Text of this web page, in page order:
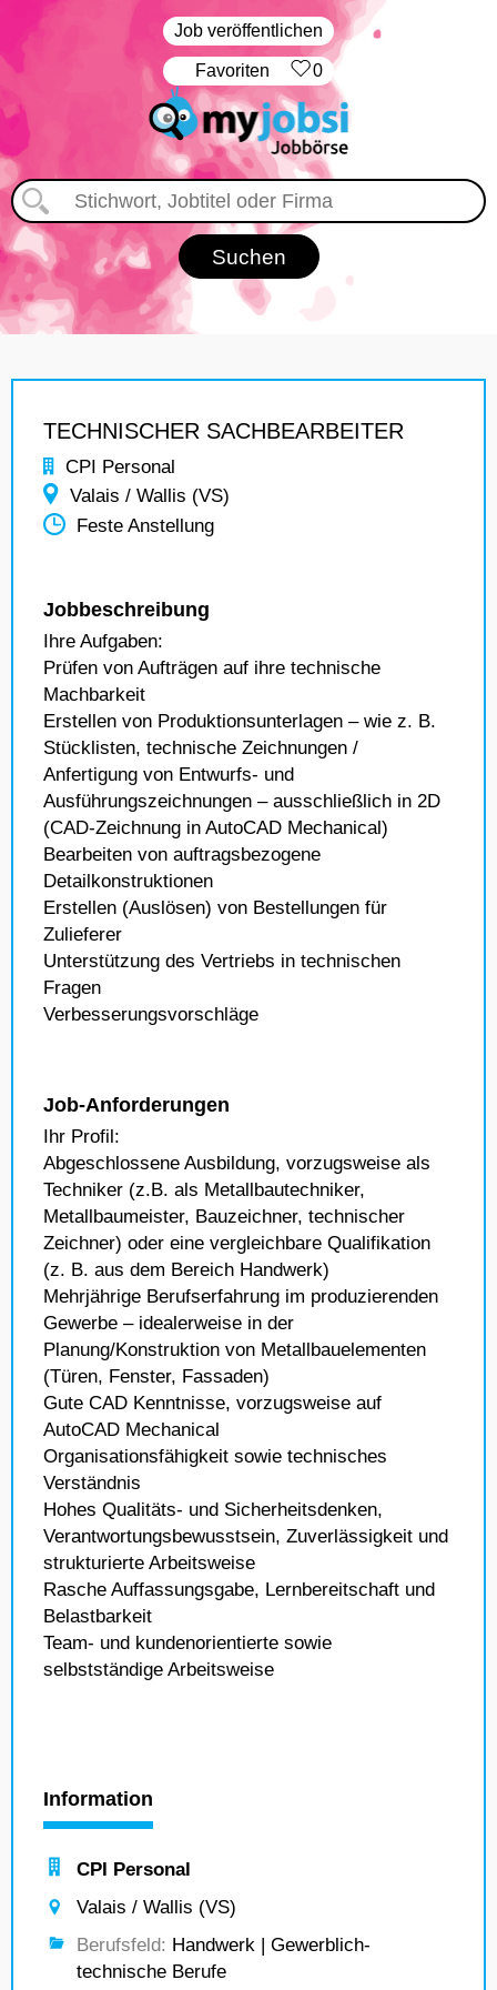
Job veröffentlichen
‏Favoriten 0
TECHNISCHER SACHBEARBEITER
CPI Personal
Valais / Wallis (VS)
Feste Anstellung
Jobbeschreibung
Ihre Aufgaben:
Prüfen von Aufträgen auf ihre technische
Machbarkeit
Erstellen von Produktionsunterlagen – wie z. B.
Stücklisten, technische Zeichnungen /
Anfertigung von Entwurfs- und
Ausführungszeichnungen – ausschließlich in 2D
(CAD-Zeichnung in AutoCAD Mechanical)
Bearbeiten von auftragsbezogene
Detailkonstruktionen
Erstellen (Auslösen) von Bestellungen für
Zulieferer
Unterstützung des Vertriebs in technischen
Fragen
Verbesserungsvorschläge
Job-Anforderungen
Ihr Profil:
Abgeschlossene Ausbildung, vorzugsweise als
Techniker (z.B. als Metallbautechniker,
Metallbaumeister, Bauzeichner, technischer
Zeichner) oder eine vergleichbare Qualifikation
(z. B. aus dem Bereich Handwerk)
Mehrjährige Berufserfahrung im produzierenden
Gewerbe – idealerweise in der
Planung/Konstruktion von Metallbauelementen
(Türen, Fenster, Fassaden)
Gute CAD Kenntnisse, vorzugsweise auf
AutoCAD Mechanical
Organisationsfähigkeit sowie technisches
Verständnis
Hohes Qualitäts- und Sicherheitsdenken,
Verantwortungsbewusstsein, Zuverlässigkeit und
strukturierte Arbeitsweise
Rasche Auffassungsgabe, Lernbereitschaft und
Belastbarkeit
Team- und kundenorientierte sowie
selbstständige Arbeitsweise
Information
CPI Personal
Valais / Wallis (VS)
Berufsfeld: Handwerk | Gewerblich-
technische Berufe